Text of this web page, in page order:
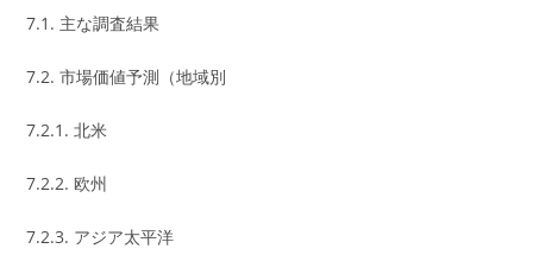
7.1. 主な調査結果
7.2. 市場価値予測（地域別
7.2.1. 北米
7.2.2. 欧州
7.2.3. アジア太平洋